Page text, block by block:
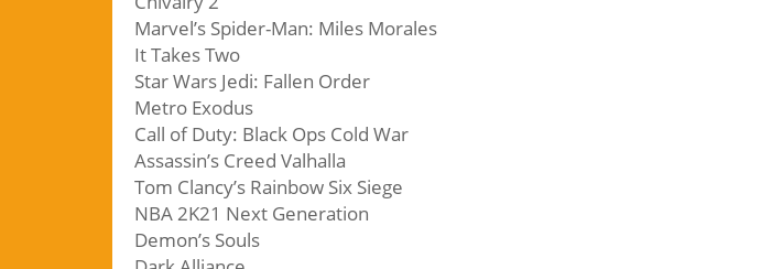
Marvel’s Spider-Man: Miles Morales
It Takes Two
Star Wars Jedi: Fallen Order
Metro Exodus
Call of Duty: Black Ops Cold War
Assassin’s Creed Valhalla
Tom Clancy’s Rainbow Six Siege
NBA 2K21 Next Generation
Demon’s Souls